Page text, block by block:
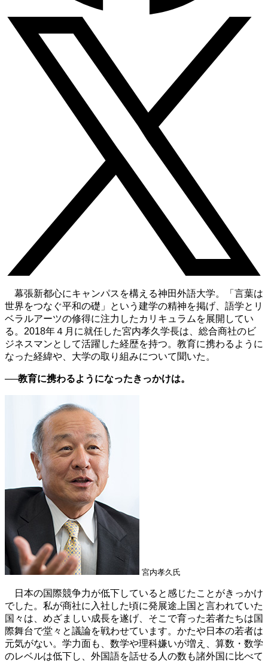
幕張新都心にキャンパスを構える神田外語大学。「言葉は
世界をつなぐ平和の礎」という建学の精神を掲げ、語学とリ
ベラルアーツの修得に注力したカリキュラムを展開してい
る。2018年４月に就任した宮内孝久学長は、総合商社のビ
ジネスマンとして活躍した経歴を持つ。教育に携わるように
なった経緯や、大学の取り組みについて聞いた。
──教育に携わるようになったきっかけは。
宮内孝久氏
日本の国際競争力が低下していると感じたことがきっかけ
でした。私が商社に入社した頃に発展途上国と言われていた
国々は、めざましい成長を遂げ、そこで育った若者たちは国
際舞台で堂々と議論を戦わせています。かたや日本の若者は
元気がない。学力面も、数学や理科嫌いが増え、算数・数学
のレベルは低下し、外国語を話せる人の数も諸外国に比べて